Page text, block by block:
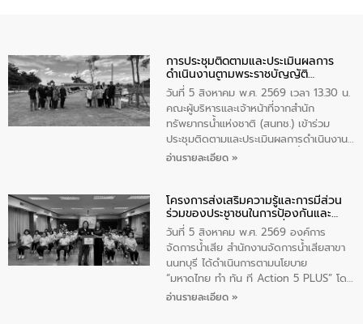
การประชุมติดตามและประเมินผลการ
ดำเนินงานตามพระราชบัญญัติ
ทรัพยากรน้ำ พ.ศ. 2561 ประจำ
ปีงบประมาณ พ.ศ. 2569
วันที่ 5 สิงหาคม พ.ศ. 2569 เวลา 13.30 น.
คณะผู้บริหารและเจ้าหน้าที่จากสำนัก
ทรัพยากรน้ำแห่งชาติ (สนทช.) เข้าร่วม
ประชุมติดตามและประเมินผลการดำเนินงาน
ตามพระราชบัญญัติทรัพยากรน้ำ พ.ศ. 2561
วัดสิงห์ จังหวัดชัยนาท โดยมีนายแสงชัย
สุขชื่น นายกเทศมนตรีตำบลวัดสิงห์ คณะผู้
บริหารเทศบาลตำบลวัดสิงห์ ผู้นำชุมชน และ
ประชาชนในพื้นที่เทศบาลตำบลวัดสิงก์ที่มี
ส่วนได้ส่วนเสียในโครงก่อสร้างศูนย์บริหาร
จัดการคุณภาพน้ำเทศบาลตำบลวัดสิงห์
จังหวัดชัยนาท ให้การต้อนรับ
อ่านรายละเอียด »
โครงการส่งเสริมความรู้และการมีส่วน
ร่วมของประชาชนในการป้องกันและ
แก้ไขปัญหาน้ำเสียอย่างยั่งยืน
วันที่ 5 สิงหาคม พ.ศ. 2569 องค์การ
จัดการน้ำเสีย สำนักงานจัดการน้ำเสียสาขา
นนทบุรี ได้ดำเนินการตามนโยบาย
“มหาดไทย ทำ ทัน ที Action 5 PLUS” โดย
จัดโครงการส่งเสริมความรู้และการมีส่วน
อ่านรายละเอียด »